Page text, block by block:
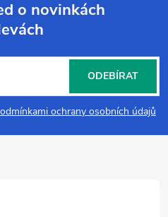
o novinkách
ochrany osobních údajů
ODEBÍRAT